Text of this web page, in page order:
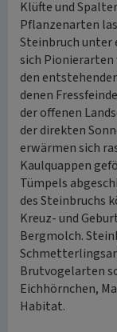
Klüfte und
Pflanzenarten
Steinbruch unter
sich Pionierarten
den
denen
der offenen
der direkten
erwärmen sich
Kaulquappen
Tümpels
des Steinbruchs
Kreuz- und
Bergmolch.
Brutvogelarten
Eichhörnchen,
Habitat.